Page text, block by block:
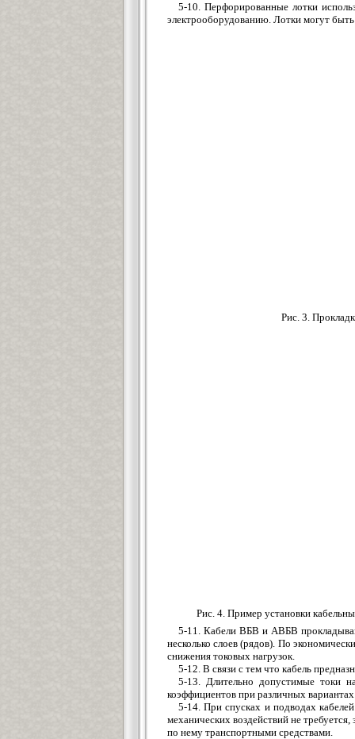
5-10. Перфорированные лотки
электрооборудованию. Лотки могут быть
Рис. 3.
Рис. 4. Пример установки
5-11. Кабели ВБВ и АВБВ
несколько слоев (рядов). По
снижения токовых нагрузок.
5-12. В связи с тем что кабель
5-13. Длительно допустимые токи
коэффициентов при различных
5-14. При спусках и подводах
механических воздействий не
по нему транспортными средствами.